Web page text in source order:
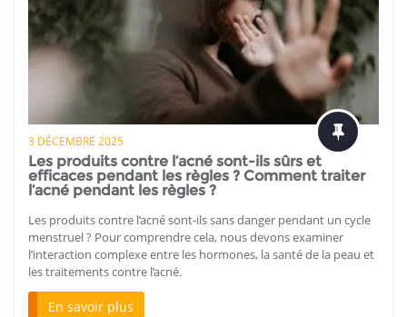
3 DÉCEMBRE 2025
Les produits contre l’acné sont-ils sûrs et
efficaces pendant les règles ? Comment traiter
l’acné pendant les règles ?
Les produits contre l’acné sont-ils sans danger pendant un cycle
menstruel ? Pour comprendre cela, nous devons examiner
l’interaction complexe entre les hormones, la santé de la peau et
les traitements contre l’acné.
En savoir plus